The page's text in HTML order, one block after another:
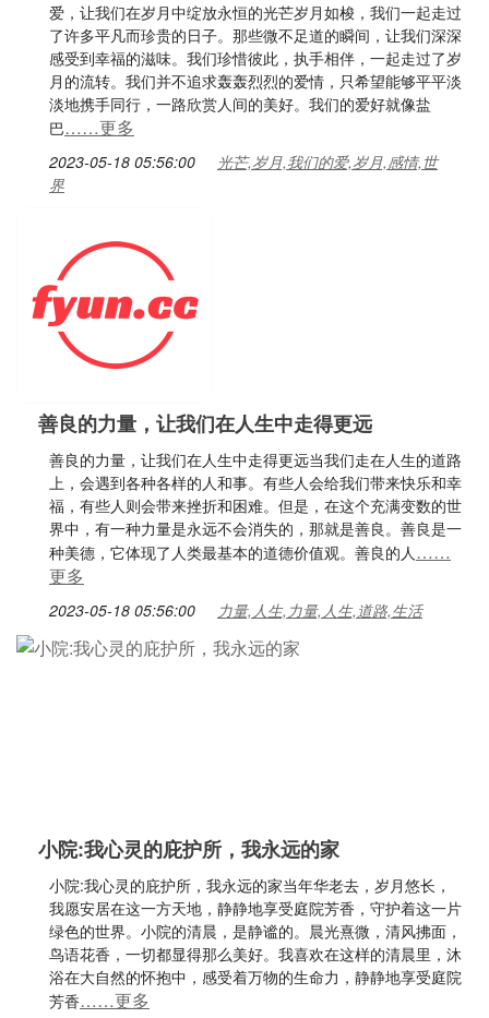
爱，让我们在岁月中绽放永恒的光芒岁月如梭，我们一起走过
了许多平凡而珍贵的日子。那些微不足道的瞬间，让我们深深
感受到幸福的滋味。我们珍惜彼此，执手相伴，一起走过了岁
月的流转。我们并不追求轰轰烈烈的爱情，只希望能够平平淡
淡地携手同行，一路欣赏人间的美好。我们的爱好就像盐
巴……更多
2023-05-18 05:56:00
光芒,岁月,我们的爱,岁月,感情,世
界
善良的力量，让我们在人生中走得更远
善良的力量，让我们在人生中走得更远当我们走在人生的道路
上，会遇到各种各样的人和事。有些人会给我们带来快乐和幸
福，有些人则会带来挫折和困难。但是，在这个充满变数的世
界中，有一种力量是永远不会消失的，那就是善良。善良是一
种美德，它体现了人类最基本的道德价值观。善良的人……
更多
2023-05-18 05:56:00 力量,人生,力量,人生,道路,生活
小院:我心灵的庇护所，我永远的家
小院:我心灵的庇护所，我永远的家当年华老去，岁月悠长，
我愿安居在这一方天地，静静地享受庭院芳香，守护着这一片
绿色的世界。小院的清晨，是静谧的。晨光熹微，清风拂面，
鸟语花香，一切都显得那么美好。我喜欢在这样的清晨里，沐
浴在大自然的怀抱中，感受着万物的生命力，静静地享受庭院
芳香……更多